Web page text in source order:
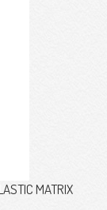
MATRIX